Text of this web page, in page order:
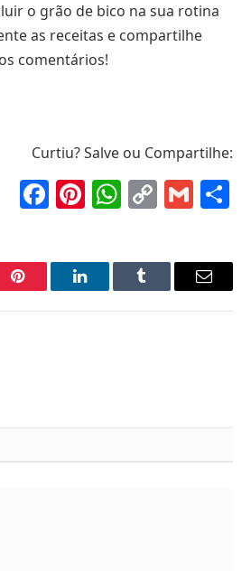
o grão de bico na sua rotina
as receitas e compartilhe
comentários!
Curtiu? Salve ou Compartilhe:
Facebook
Pinterest
Copy
Pinterest LinkedInTumblr Email